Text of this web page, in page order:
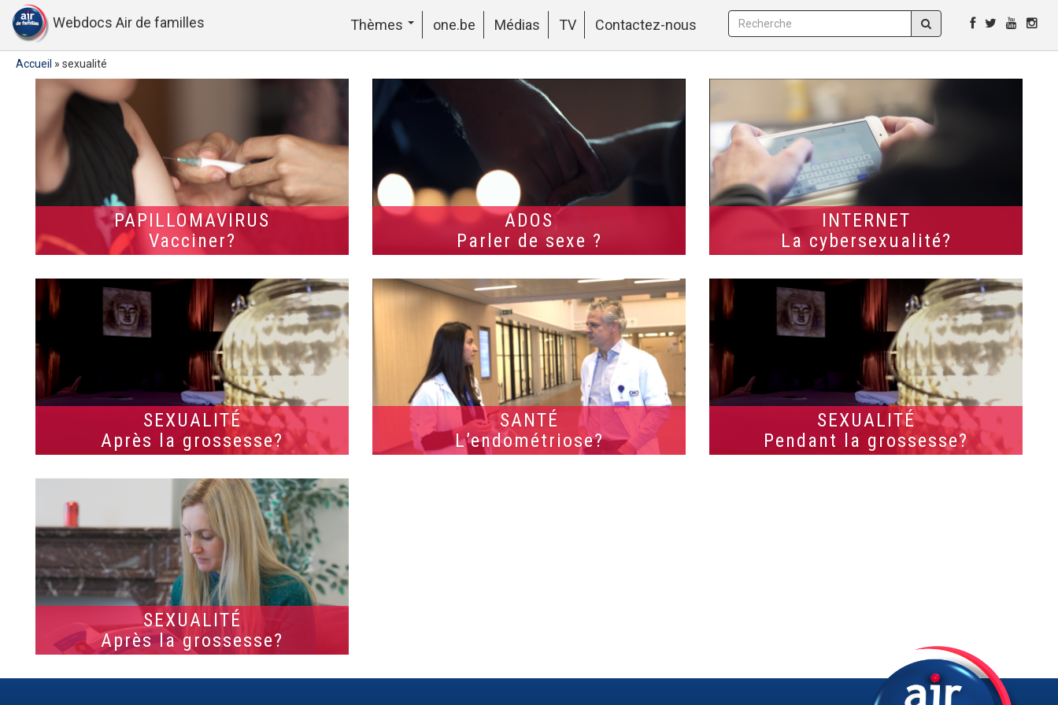
Webdocs Air de familles Thèmes one.be Médias TV Contactez-nous
Accueil » sexualité
PAPILLOMAVIRUS
Vacciner?
ADOS
Parler de sexe ?
INTERNET
La cybersexualité?
SEXUALITÉ
Après la grossesse?
SANTÉ
L’endométriose?
SEXUALITÉ
Pendant la grossesse?
SEXUALITÉ
Après la grossesse?